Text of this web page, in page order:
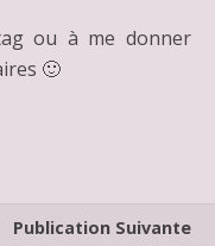
ou à me donner
🙂
Publication Suivante